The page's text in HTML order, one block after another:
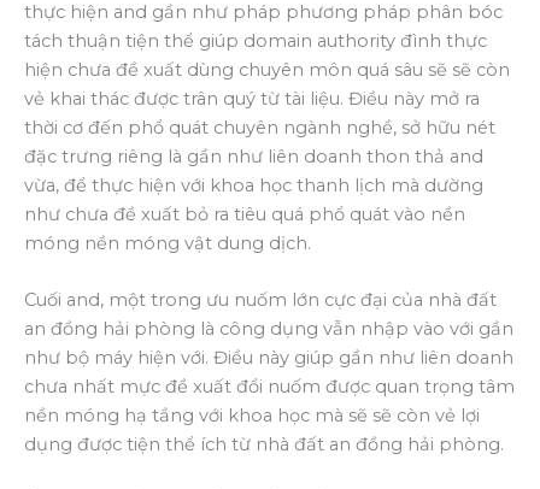
thực hiện and gần như pháp phương pháp phân bóc
tách thuận tiện thể giúp domain authority đình thực
hiện chưa đề xuất dùng chuyên môn quá sâu sẽ sẽ còn
vẻ khai thác được trân quý từ tài liệu. Điều này mở ra
thời cơ đến phổ quát chuyên ngành nghề, sở hữu nét
đặc trưng riêng là gần như liên doanh thon thả and
vừa, để thực hiện với khoa học thanh lịch mà dường
như chưa đề xuất bỏ ra tiêu quá phổ quát vào nền
móng nền móng vật dung dịch.
Cuối and, một trong ưu nuốm lớn cực đại của nhà đất
an đồng hải phòng là công dụng vẫn nhập vào với gần
như bộ máy hiện với. Điều này giúp gần như liên doanh
chưa nhất mực đề xuất đổi nuốm được quan trọng tâm
nền móng hạ tầng với khoa học mà sẽ sẽ còn vẻ lợi
dụng được tiện thể ích từ nhà đất an đồng hải phòng.